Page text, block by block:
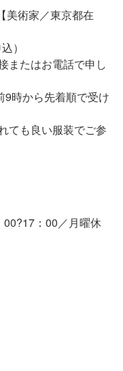
美術家／東京都在
）
またはお電話で申し
9時から先着順で受け
ても良い服装でご参
：00／月曜休